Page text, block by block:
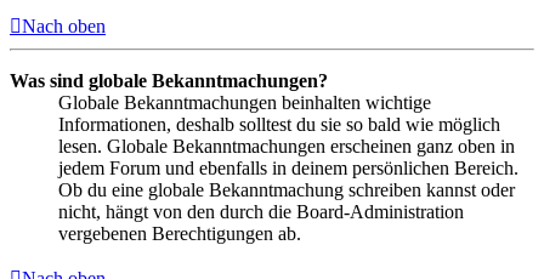
Nach oben
Was sind globale Bekanntmachungen?
Globale Bekanntmachungen beinhalten wichtige
Informationen, deshalb solltest du sie so bald wie möglich
lesen. Globale Bekanntmachungen erscheinen ganz oben in
jedem Forum und ebenfalls in deinem persönlichen Bereich.
Ob du eine globale Bekanntmachung schreiben kannst oder
nicht, hängt von den durch die Board-Administration
vergebenen Berechtigungen ab.